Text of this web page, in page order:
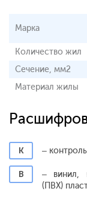
Марка
Количество жил
Сечение, мм2
Материал жилы
К –
В
– винил,
(ПВХ)